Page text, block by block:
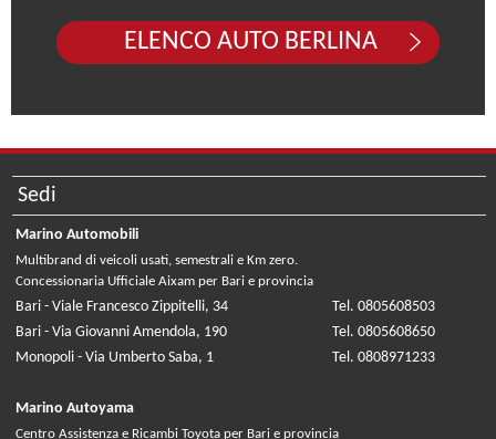
ELENCO AUTO BERLINA
Sedi
Marino Automobili
Multibrand di veicoli usati, semestrali e Km zero.
Concessionaria Ufficiale Aixam per Bari e provincia
Bari - Viale Francesco Zippitelli, 34
Tel. 0805608503
Bari - Via Giovanni Amendola, 190
Tel. 0805608650
Monopoli - Via Umberto Saba, 1
Tel. 0808971233
Marino Autoyama
Centro Assistenza e Ricambi Toyota per Bari e provincia